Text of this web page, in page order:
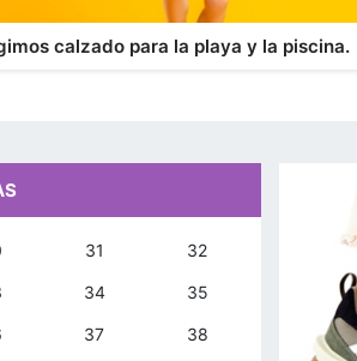
calzado para la playa y la piscina.
31 32
34 35
37 38